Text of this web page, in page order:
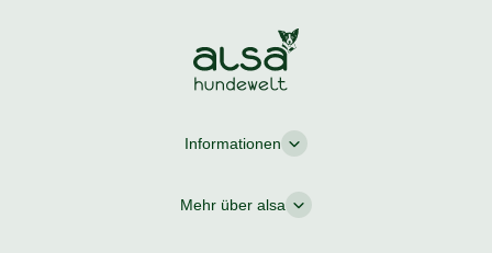
Informationen
Mehr über alsa